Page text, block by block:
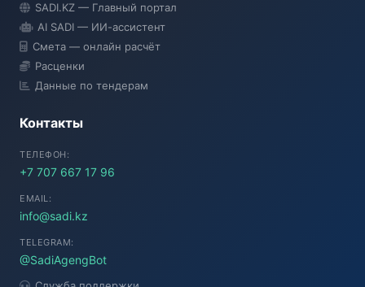
SADI.KZ — Главный портал
AI SADI — ИИ-ассистент
Смета — онлайн расчёт
Расценки
Данные по тендерам
Контакты
ТЕЛЕФОН:
+7 707 667 17 96
EMAIL:
info@sadi.kz
TELEGRAM:
@SadiAgengBot
● Подключение...